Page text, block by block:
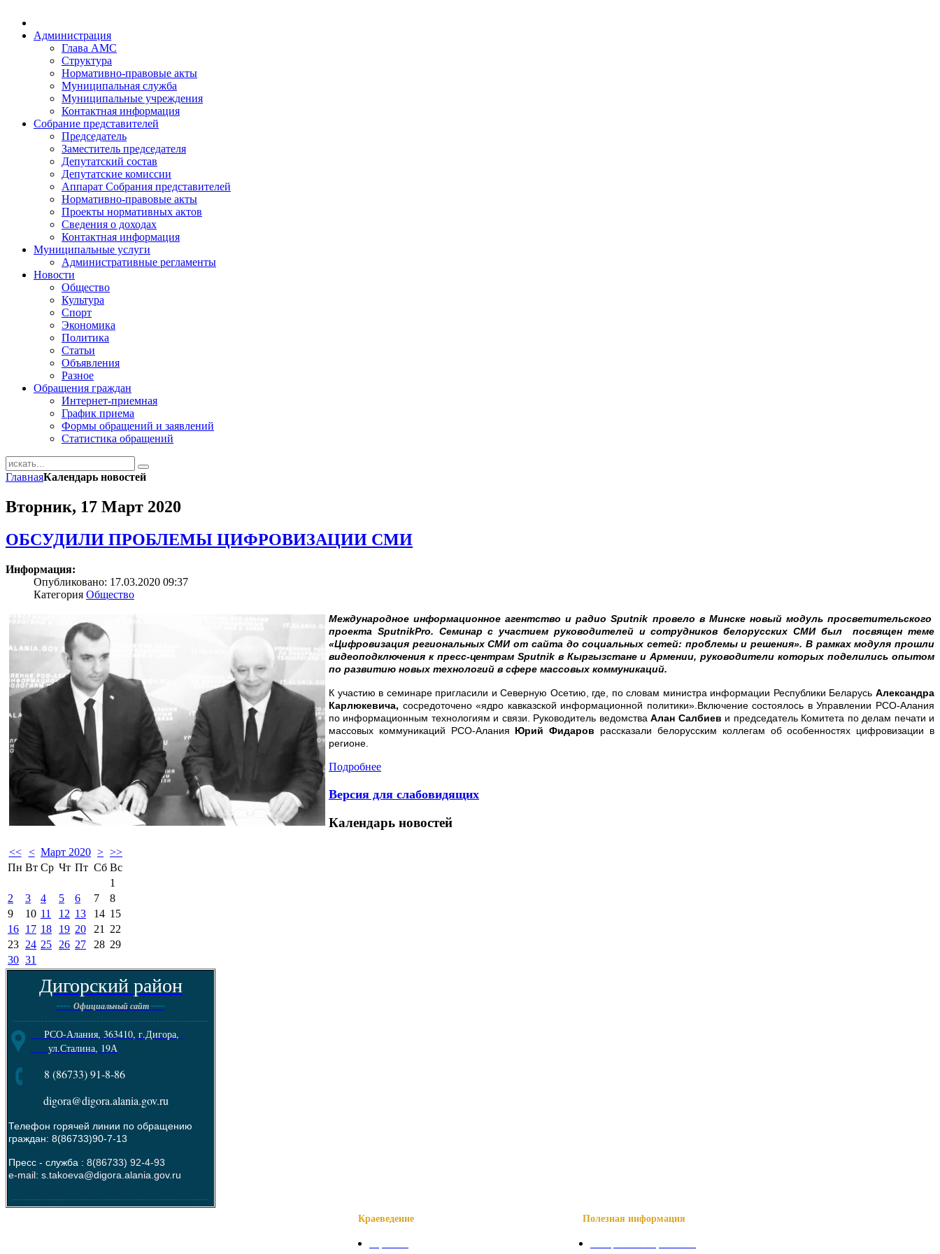
Администрация
Глава АМС
Структура
Нормативно-правовые акты
Муниципальная служба
Муниципальные учреждения
Контактная информация
Собрание представителей
Председатель
Заместитель председателя
Депутатский состав
Депутатские комиссии
Аппарат Собрания представителей
Нормативно-правовые акты
Проекты нормативных актов
Сведения о доходах
Контактная информация
Муниципальные услуги
Административные регламенты
Новости
Общество
Культура
Спорт
Экономика
Политика
Статьи
Объявления
Разное
Обращения граждан
Интернет-приемная
График приема
Формы обращений и заявлений
Статистика обращений
ГлавнаяКалендарь новостей
Вторник, 17 Март 2020
ОБСУДИЛИ ПРОБЛЕМЫ ЦИФРОВИЗАЦИИ СМИ
Информация:
Опубликовано: 17.03.2020 09:37
Категория Общество
Международное информационное агентство и радио Sputnik провело в Минске новый модуль просветительского
проекта SputnikPro. Семинар с участием руководителей и сотрудников белорусских СМИ был посвящен теме
«Цифровизация региональных СМИ от сайта до социальных сетей: проблемы и решения». В рамках модуля прошли
видеоподключения к пресс-центрам Sputnik в Кыргызстане и Армении, руководители которых поделились опытом
по развитию новых технологий в сфере массовых коммуникаций.
К участию в семинаре пригласили и Северную Осетию, где, по словам министра информации Республики Беларусь Александра
Карлюкевича, сосредоточено «ядро кавказской информационной политики».Включение состоялось в Управлении РСО-Алания
по информационным технологиям и связи. Руководитель ведомстваАлан Салбиев и председатель Комитета по делам печати и
массовых коммуникаций РСО-Алания Юрий Фидаров рассказали белорусским коллегам об особенностях цифровизации в
регионе.
Подробнее
Версия для слабовидящих
Календарь новостей
<< < Март 2020 > >>
Пн Вт Ср Чт Пт Сб Вс
1
2
3 4 5 6 7
8
9
10 11 12 13 14 15
16 17 18 19 20 21
22
23 24 25 26 27 28 29
30 31
Дигорский район
---- Официальный сайт----
--------------------------------------------------------
РСО-Алания, 363410, г.Дигора,
ул.Сталина, 19А
8 (86733) 91-8-86
digora@digora.alania.gov.ru
Телефон горячей линии по обращению
граждан: 8(86733)90-7-13
Пресс - служба : 8(86733) 92-4-93
e-mail: s.takoeva@digora.alania.gov.ru
--------------------------------------------------------
Краеведение Полезная информация